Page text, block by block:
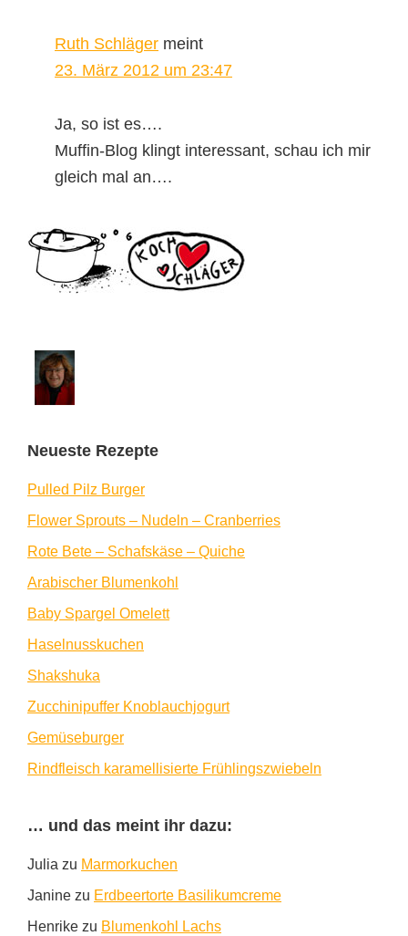
Ruth Schläger meint
23. März 2012 um 23:47
Ja, so ist es….
Muffin-Blog klingt interessant, schau ich mir
gleich mal an….
Seitenspalte
Neueste Rezepte
Pulled Pilz Burger
Flower Sprouts – Nudeln – Cranberries
Rote Bete – Schafskäse – Quiche
Arabischer Blumenkohl
Baby Spargel Omelett
Haselnusskuchen
Shakshuka
Zucchinipuffer Knoblauchjogurt
Gemüseburger
Rindfleisch karamellisierte Frühlingszwiebeln
… und das meint ihr dazu:
Julia zu Marmorkuchen
Janine zu Erdbeertorte Basilikumcreme
Henrike zu Blumenkohl Lachs